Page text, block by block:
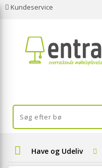
Kundeservice
Have og Udeliv